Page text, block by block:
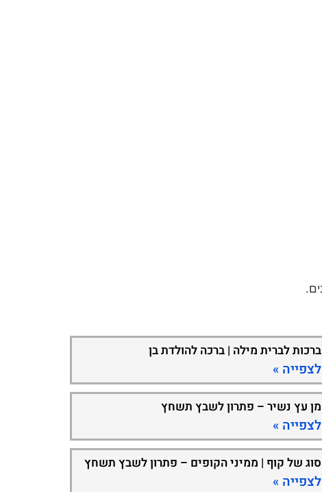
ברכות לברית מילה | ברכה להולדת בן
לצפייה »
מן עץ נשיר – פתרון לשבץ תשחץ
לצפייה »
סוג של קוף | ממיני הקופים – פתרון לשבץ תשחץ
לצפייה »